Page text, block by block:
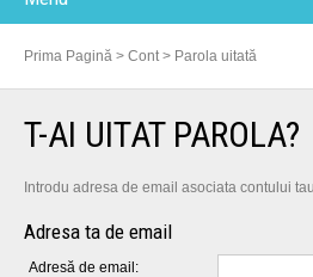
Prima Pagină > Cont> Parola uitată
T-AI UITAT PAROLA?
Introdu adresa de email asociata contului
Adresa ta de email
Adresă de email: